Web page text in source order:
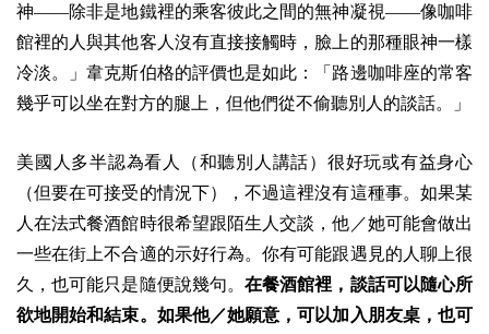
神——除非是地鐵裡的乘客彼此之間的無神凝視——像咖啡
館裡的人與其他客人沒有直接接觸時，臉上的那種眼神一樣
冷淡。」韋克斯伯格的評價也是如此：「路邊咖啡座的常客
幾乎可以坐在對方的腿上，但他們從不偷聽別人的談話。」
美國人多半認為看人（和聽別人講話）很好玩或有益身心
（但要在可接受的情況下），不過這裡沒有這種事。如果某
人在法式餐酒館時很希望跟陌生人交談，他／她可能會做出
一些在街上不合適的示好行為。你有可能跟遇見的人聊上很
久，也可能只是隨便說幾句。在餐酒館裡，談話可以隨心所
欲地開始和結束。如果他／她願意，可以加入朋友桌，也可